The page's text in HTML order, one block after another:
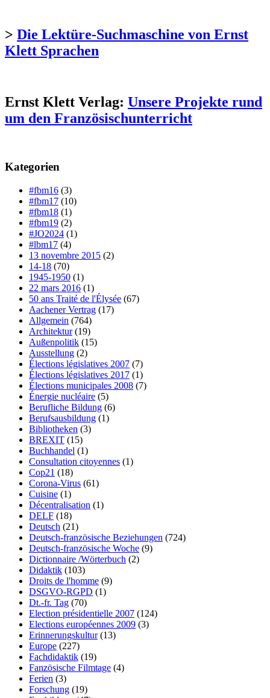
> Die Lektüre-Suchmaschine von Ernst
Klett Sprachen
Ernst Klett Verlag: Unsere Projekte rund
um den Französischunterricht
Kategorien
#fbm16 (3)
#fbm17 (10)
#fbm18 (1)
#fbm19 (2)
#JO2024 (1)
#lbm17 (4)
13 novembre 2015 (2)
14-18 (70)
1945-1950 (1)
22 mars 2016 (1)
50 ans Traité de l'Élysée (67)
Aachener Vertrag (17)
Allgemein (764)
Architektur(19)
Außenpolitik (15)
Ausstellung (2)
Élections législatives 2007 (7)
Élections législatives 2017 (1)
Élections municipales 2008 (7)
Énergie nucléaire (5)
Berufliche Bildung (6)
Berufsausbildung (1)
Bibliotheken (3)
BREXIT (15)
Buchhandel (1)
Consultation citoyennes (1)
Cop21 (18)
Corona-Virus (61)
Cuisine (1)
Décentralisation (1)
DELF (18)
Deutsch (21)
Deutsch-französische Beziehungen (724)
Deutsch-französische Woche (9)
Dictionnaire /Wörterbuch (2)
Didaktik (103)
Droits de l'homme (9)
DSGVO-RGPD (1)
Dt.-fr. Tag (70)
Election présidentielle 2007 (124)
Elections européennes 2009 (3)
Erinnerungskultur(13)
Europe (227)
Fachdidaktik (19)
Fanzösische Filmtage (4)
Ferien (3)
Forschung (19)